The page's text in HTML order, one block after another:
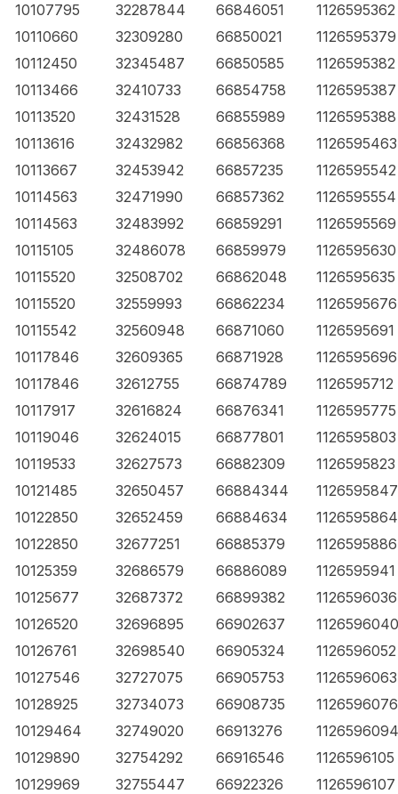
10107795
32287844 66846051
1126595362
10110660
32309280 66850021
1126595379
10112450
32345487 66850585
1126595382
10113466
32410733 66854758
1126595387
10113520
32431528 66855989
1126595388
10113616
32432982 66856368
1126595463
10113667
32453942 66857235
1126595542
10114563
32471990 66857362
1126595554
10114563
32483992 66859291
1126595569
10115105
32486078 66859979
1126595630
10115520
32508702 66862048
1126595635
10115520
32559993 66862234
1126595676
10115542
32560948 66871060
1126595691
10117846
32609365 66871928
1126595696
10117846
32612755 66874789
1126595712
10117917
32616824 66876341
1126595775
10119046
32624015 66877801
1126595803
10119533
32627573 66882309
1126595823
10121485
32650457 66884344
1126595847
10122850
32652459 66884634
1126595864
10122850
32677251 66885379
1126595886
10125359
32686579 66886089
1126595941
10125677
32687372 66899382
1126596036
10126520
32696895 66902637
1126596040
10126761
32698540 66905324
1126596052
10127546
32727075 66905753
1126596063
10128925
32734073 66908735
1126596076
10129464
32749020 66913276
1126596094
10129890
32754292 66916546
1126596105
10129969
32755447 66922326
1126596107